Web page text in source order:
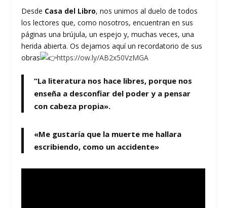
Desde Casa del Libro, nos unimos al duelo de todos
los lectores que, como nosotros, encuentran en sus
páginas una brújula, un espejo y, muchas veces, una
herida abierta. Os dejamos aquí un recordatorio de sus
obras
https://ow.ly/AB2x50VzMGA
“La literatura nos hace libres, porque nos
enseña a desconfiar del poder y a pensar
con cabeza propia».
«Me gustaría que la muerte me hallara
escribiendo, como un accidente»